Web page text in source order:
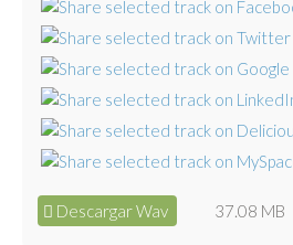
Descargar Wav 37.08 MB